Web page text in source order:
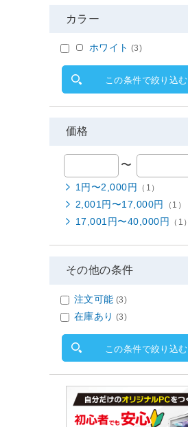
カラー
ホワイト (3)
この条件で絞り込む
価格
〜
1円〜2,000円 （1）
2,001円〜17,000円 （1）
17,001円〜40,000円 （1）
その他の条件
注文可能 (3)
在庫あり (3)
この条件で絞り込む